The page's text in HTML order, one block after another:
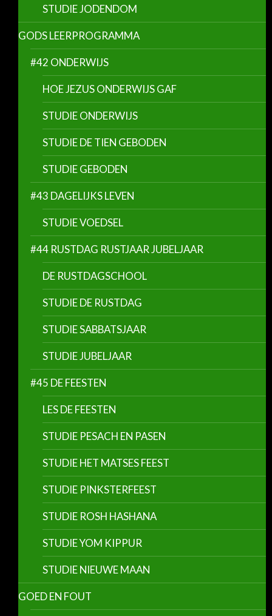
STUDIE JODENDOM
GODS LEERPROGRAMMA
#42 ONDERWIJS
HOE JEZUS ONDERWIJS GAF
STUDIE ONDERWIJS
STUDIE DE TIEN GEBODEN
STUDIE GEBODEN
#43 DAGELIJKS LEVEN
STUDIE VOEDSEL
#44 RUSTDAG RUSTJAAR JUBELJAAR
DE RUSTDAGSCHOOL
STUDIE DE RUSTDAG
STUDIE SABBATSJAAR
STUDIE JUBELJAAR
#45 DE FEESTEN
LES DE FEESTEN
STUDIE PESACH EN PASEN
STUDIE HET MATSES FEEST
STUDIE PINKSTERFEEST
STUDIE ROSH HASHANA
STUDIE YOM KIPPUR
STUDIE NIEUWE MAAN
GOED EN FOUT